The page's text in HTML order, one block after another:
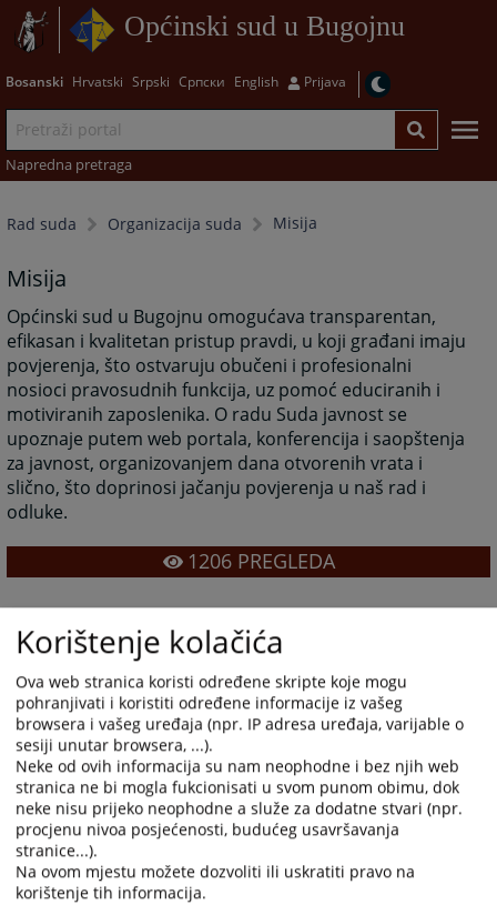
Općinski sud u Bugojnu
Bosanski Hrvatski Srpski Српски English Prijava
Napredna pretraga
Rad suda Organizacija suda Misija
Misija
Općinski sud u Bugojnu omogućava transparentan,
efikasan i kvalitetan pristup pravdi, u koji građani imaju
povjerenja, što ostvaruju obučeni i profesionalni
nosioci pravosudnih funkcija, uz pomoć educiranih i
motiviranih zaposlenika. O radu Suda javnost se
upoznaje putem web portala, konferencija i saopštenja
za javnost, organizovanjem dana otvorenih vrata i
slično, što doprinosi jačanju povjerenja u naš rad i
odluke.
1206PREGLEDA
Korištenje kolačića
Ova web stranica koristi određene skripte koje mogu
pohranjivati i koristiti određene informacije iz vašeg
browsera i vašeg uređaja (npr. IP adresa uređaja, varijable o
sesiji unutar browsera, ...).
Neke od ovih informacija su nam neophodne i bez njih web
stranica ne bi mogla fukcionisati u svom punom obimu, dok
neke nisu prijeko neophodne a služe za dodatne stvari (npr.
procjenu nivoa posjećenosti, budućeg usavršavanja
stranice...).
Na ovom mjestu možete dozvoliti ili uskratiti pravo na
korištenje tih informacija.